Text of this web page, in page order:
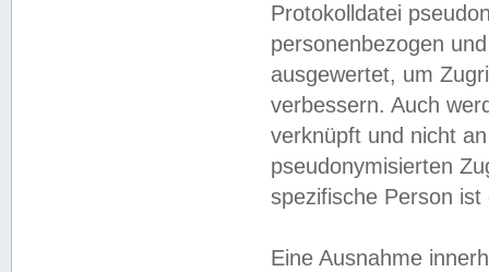
Protokolldatei
personenbezogen
ausgewertet, um
verbessern. Auch
verknüpft und nicht
pseudonymisierten
spezifische Person
Eine Ausnahme